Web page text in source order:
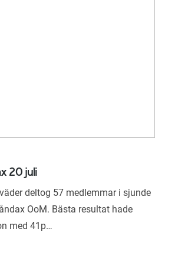
20 juli
deltog 57 medlemmar i sjunde
OoM. Bästa resultat hade
med 41p…